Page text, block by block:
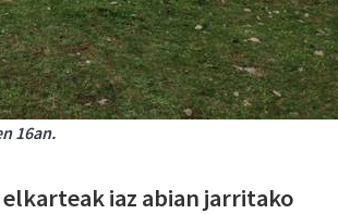
16an.
iaz abian jarritako